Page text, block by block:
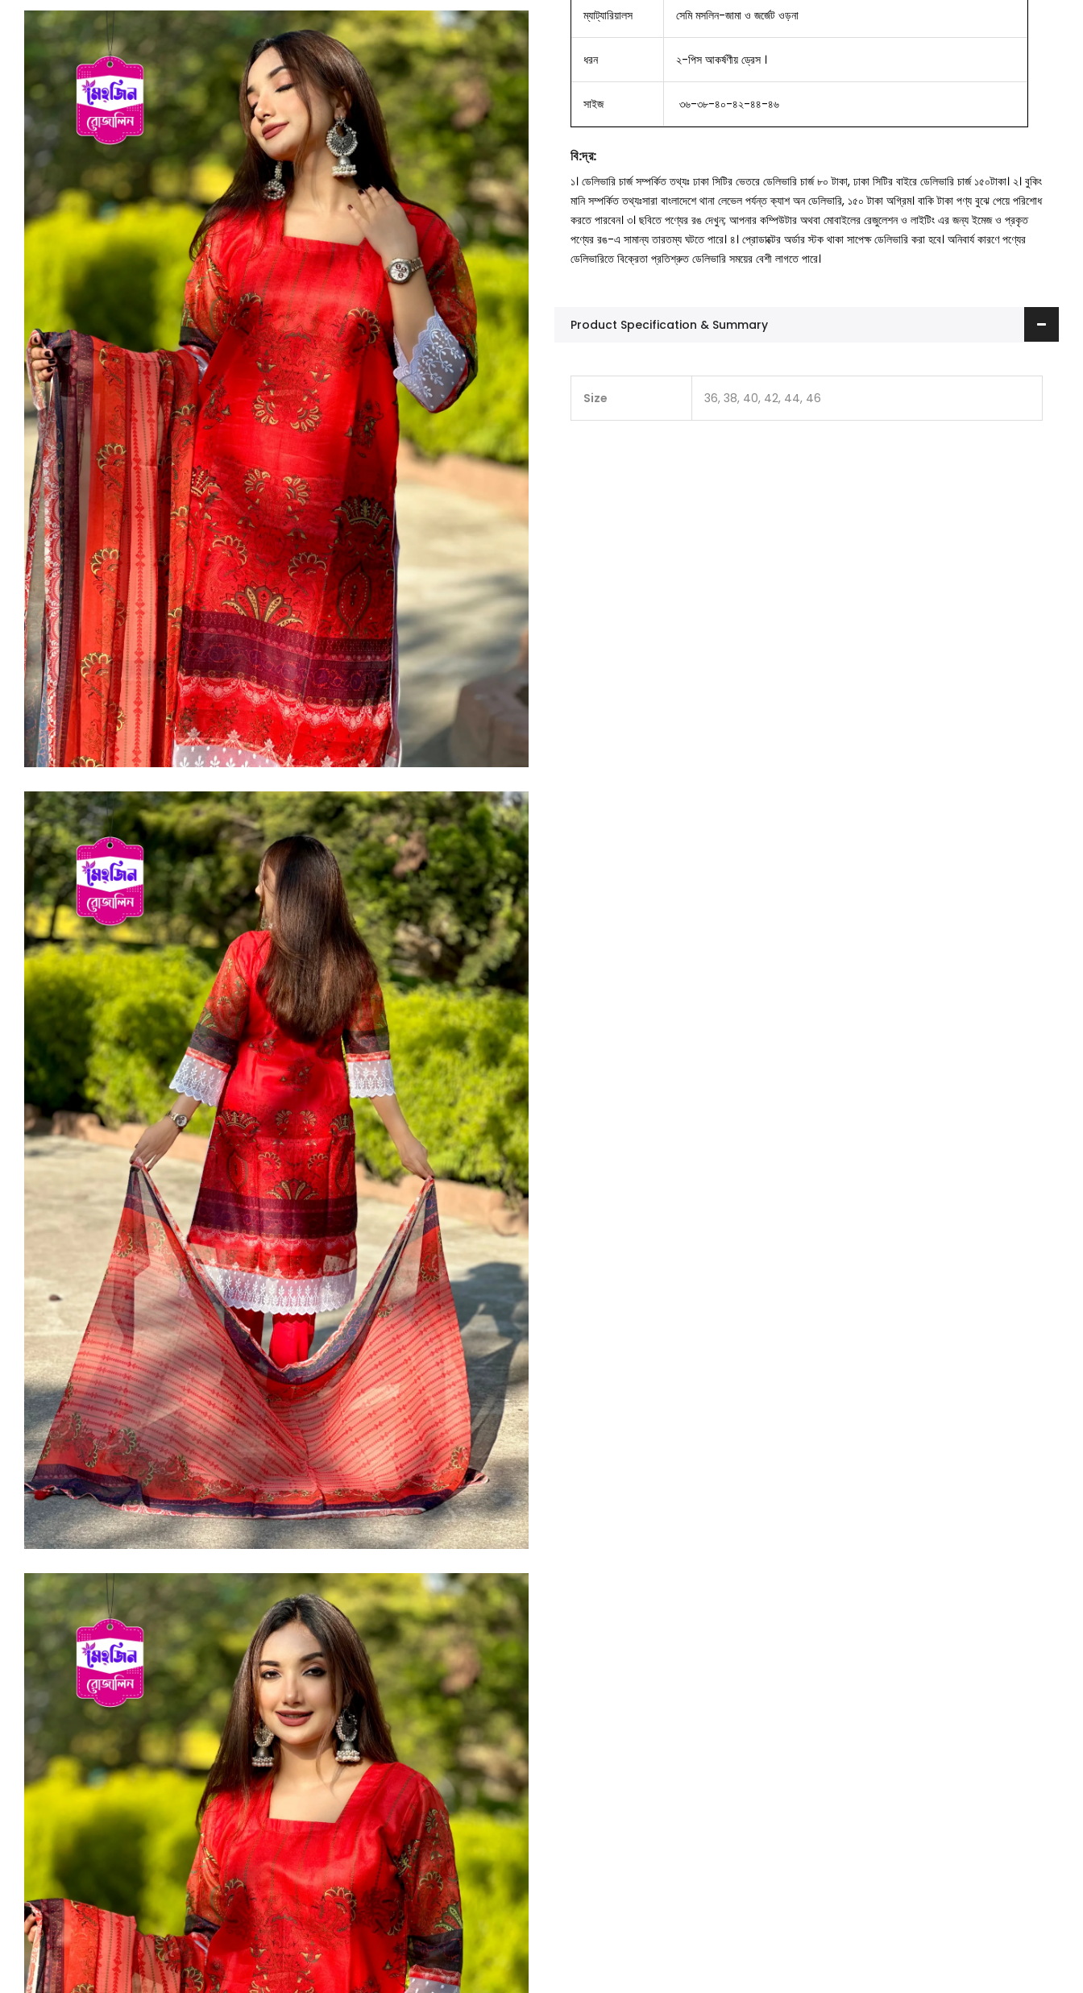
ম্যাট্যারিয়ালস সেমি মসলিন-জামা ও জর্জেট ওড়না
ধরন ২-পিস আকর্ষণীয় ড্রেস ।
সাইজ ৩৬-৩৮-৪০-৪২-৪৪-৪৬
বি:দ্র:
১। ডেলিভারি চার্জ সম্পর্কিত তথ্যঃ ঢাকা সিটির ভেতরে ডেলিভারি চার্জ ৮০ টাকা, ঢাকা সিটির বাইরে ডেলিভারি চার্জ ১৫০টাকা। ২। বুকিং
মানি সম্পর্কিত তথ্যঃসারা বাংলাদেশে থানা লেভেল পর্যন্ত ক্যাশ অন ডেলিভারি, ১৫০ টাকা অগ্রিম। বাকি টাকা পণ্য বুঝে পেয়ে পরিশোধ
করতে পারবেন। ৩। ছবিতে পণ্যের রঙ দেখুন; আপনার কম্পিউটার অথবা মোবাইলের রেজুলেশন ও লাইটিং এর জন্য ইমেজ ও প্রকৃত
পণ্যের রঙ-এ সামান্য তারতম্য ঘটতে পারে। ৪। প্রোডাক্টের অর্ডার স্টক থাকা সাপেক্ষ ডেলিভারি করা হবে। অনিবার্য কারণে পণ্যের
ডেলিভারিতে বিক্রেতা প্রতিশ্রুত ডেলিভারি সময়ের বেশী লাগতে পারে।
Product Specification & Summary
Size 36, 38, 40, 42, 44, 46